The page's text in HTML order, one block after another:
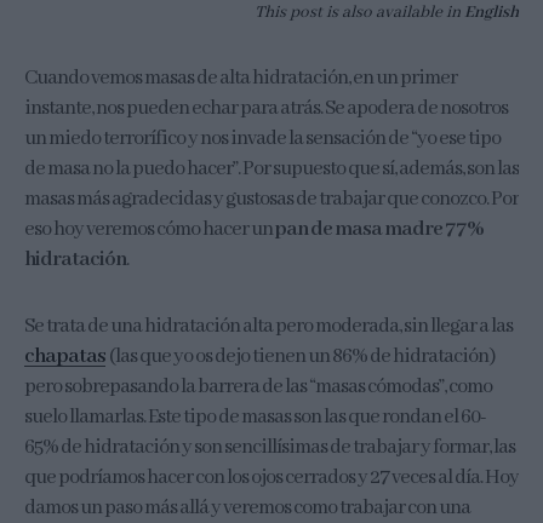
This post is also available in English
Cuando vemos masas de alta hidratación, en un primer
instante, nos pueden echar para atrás. Se apodera de nosotros
un miedo terrorífico y nos invade la sensación de “yo ese tipo
de masa no la puedo hacer”. Por supuesto que sí, además, son las
masas más agradecidas y gustosas de trabajar que conozco. Por
eso hoy veremos cómo hacer unpan de masa madre 77%
hidratación.
Se trata de una hidratación alta pero moderada, sin llegar a las
chapatas(las que yo os dejo tienen un 86% de hidratación)
pero sobrepasando la barrera de las “masas cómodas”, como
suelo llamarlas. Este tipo de masas son las que rondan el 60-
65% de hidratación y son sencillísimas de trabajar y formar, las
que podríamos hacer con los ojos cerrados y 27 veces al día. Hoy
damos un paso más allá y veremos como trabajar con una